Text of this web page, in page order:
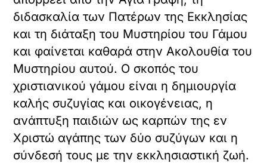
διδασκαλία των Πατέρων της Εκκλησίας
και τη διάταξη του Μυστηρίου του Γάμου
και φαίνεται καθαρά στην Ακολουθία του
Μυστηρίου αυτού. Ο σκοπός του
χριστιανικού γάμου είναι η δημιουργία
καλής συζυγίας και οικογένειας, η
ανάπτυξη παιδιών ως καρπών της εν
Χριστώ αγάπης των δύο συζύγων και η
σύνδεσή τους με την εκκλησιαστική ζωή.